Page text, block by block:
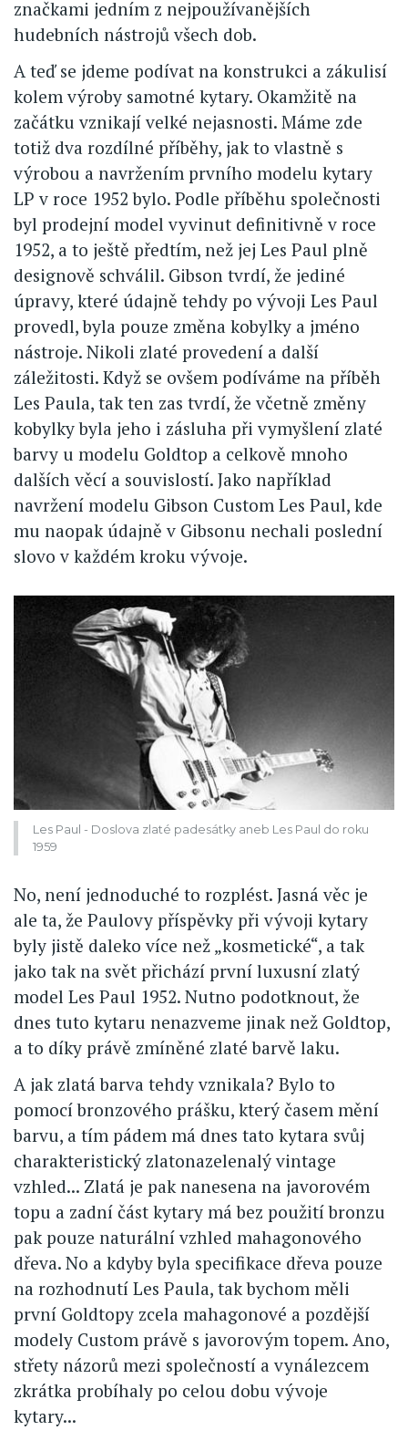
značkami jedním z nejpoužívanějších
hudebních nástrojů všech dob.
A teď se jdeme podívat na konstrukci a zákulisí
kolem výroby samotné kytary. Okamžitě na
začátku vznikají velké nejasnosti. Máme zde
totiž dva rozdílné příběhy, jak to vlastně s
výrobou a navržením prvního modelu kytary
LP v roce 1952 bylo. Podle příběhu společnosti
byl prodejní model vyvinut definitivně v roce
1952, a to ještě předtím, než jej Les Paul plně
designově schválil. Gibson tvrdí, že jediné
úpravy, které údajně tehdy po vývoji Les Paul
provedl, byla pouze změna kobylky a jméno
nástroje. Nikoli zlaté provedení a další
záležitosti. Když se ovšem podíváme na příběh
Les Paula, tak ten zas tvrdí, že včetně změny
kobylky byla jeho i zásluha při vymyšlení zlaté
barvy u modelu Goldtop a celkově mnoho
dalších věcí a souvislostí. Jako například
navržení modelu Gibson Custom Les Paul, kde
mu naopak údajně v Gibsonu nechali poslední
slovo v každém kroku vývoje.
Les Paul - Doslova zlaté padesátky aneb Les Paul do roku
1959
No, není jednoduché to rozplést. Jasná věc je
ale ta, že Paulovy příspěvky při vývoji kytary
byly jistě daleko více než „kosmetické“, a tak
jako tak na svět přichází první luxusní zlatý
model Les Paul 1952. Nutno podotknout, že
dnes tuto kytaru nenazveme jinak než Goldtop,
a to díky právě zmíněné zlaté barvě laku.
A jak zlatá barva tehdy vznikala? Bylo to
pomocí bronzového prášku, který časem mění
barvu, a tím pádem má dnes tato kytara svůj
charakteristický zlatonazelenalý vintage
vzhled... Zlatá je pak nanesena na javorovém
topu a zadní část kytary má bez použití bronzu
pak pouze naturální vzhled mahagonového
dřeva. No a kdyby byla specifikace dřeva pouze
na rozhodnutí Les Paula, tak bychom měli
první Goldtopy zcela mahagonové a pozdější
modely Custom právě s javorovým topem. Ano,
střety názorů mezi společností a vynálezcem
zkrátka probíhaly po celou dobu vývoje
kytary...